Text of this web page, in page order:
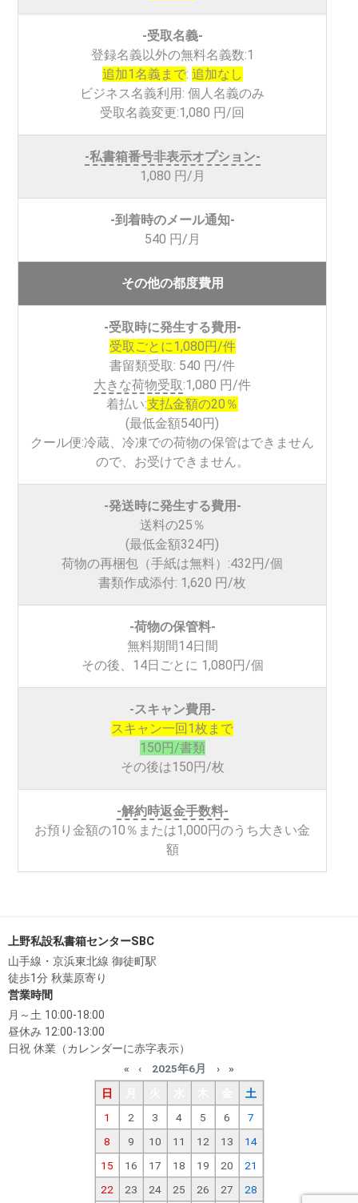
-受取名義-
登録名義以外の無料名義数:1
追加1名義まで: 追加なし
ビジネス名義利用: 個人名義のみ
受取名義変更:1,080 円/回
-私書箱番号非表示オプション-
1,080 円/月
-到着時のメール通知-
540 円/月
その他の都度費用
-受取時に発生する費用-
受取ごとに1,080円/件
書留類受取: 540 円/件
大きな荷物受取:1,080 円/件
着払い:支払金額の20％
(最低金額540円)
クール便:冷蔵、冷凍での荷物の保管はできません
ので、お受けできません。
-発送時に発生する費用-
送料の25％
(最低金額324円)
荷物の再梱包（手紙は無料）:432円/個
書類作成添付: 1,620 円/枚
-荷物の保管料-
無料期間14日間
その後、14日ごとに 1,080円/個
-スキャン費用-
スキャン一回1枚まで
150円/書類
その後は150円/枚
-解約時返金手数料-
お預り金額の10％または1,000円のうち大きい金
額
上野私設私書箱センターSBC
山手線・京浜東北線 御徒町駅
徒歩1分 秋葉原寄り
営業時間
月～土 10:00-18:00
昼休み 12:00-13:00
日祝 休業（カレンダーに赤字表示）
« ‹ 2025年6月 ›
»
日
土
1
2 3 4 5 6
7
8
9 10 11 12 13
14
15
16 17 18 19 20
21
22
23 24 25 26 27 28